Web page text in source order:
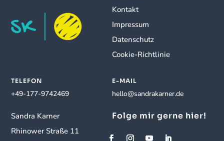
Kontakt
Impressum
Datenschutz
Cookie-Richtlinie
TELEFON
+49-177-9742469
Sandra Karner
Rhinower Straße 11
E-MAIL
hello@sandrakarner.de
Folge mir gerne hier!